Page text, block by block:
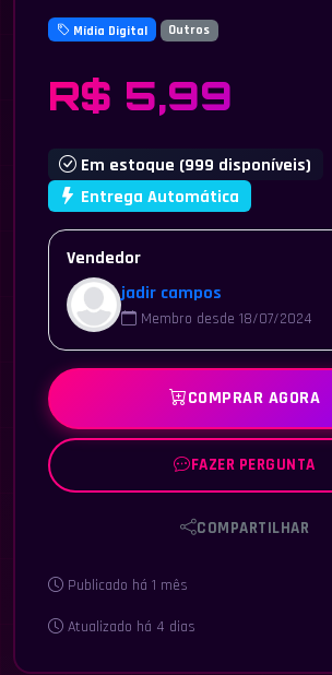
Mídia Digital Outros
R$ 5,99
Em estoque (999 disponíveis)
Entrega Automática
Vendedor
jadir campos
Membro desde 18/07/2024
COMPRAR AGORA
FAZER PERGUNTA
COMPARTILHAR
Publicado há 1 mês
Atualizado há 4 dias